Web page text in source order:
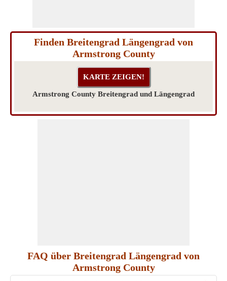
Finden Breitengrad Längengrad von
Armstrong County
Armstrong County Breitengrad und Längengrad
FAQ über Breitengrad Längengrad von
Armstrong County